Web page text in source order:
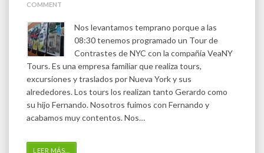
COMMENT
Nos levantamos temprano porque a las
08:30 tenemos programado un Tour de
Contrastes de NYC con la compañía VeaNY
Tours. Es una empresa familiar que realiza tours,
excursiones y traslados por Nueva York y sus
alrededores. Los tours los realizan tanto Gerardo como
su hijo Fernando. Nosotros fuimos con Fernando y
acabamos muy contentos. Nos…
LEER MÁS